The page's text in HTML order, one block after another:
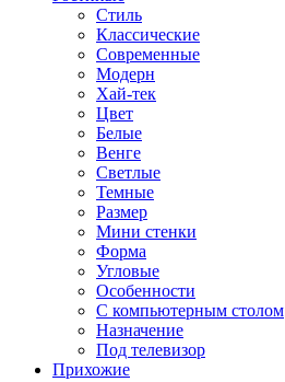
Стиль
Классические
Современные
Модерн
Хай-тек
Цвет
Белые
Венге
Светлые
Темные
Размер
Мини стенки
Форма
Угловые
Особенности
С компьютерным столом
Назначение
Под телевизор
Прихожие